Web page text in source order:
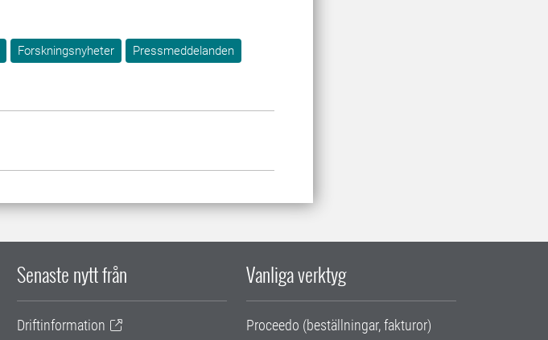
Forskningsnyheter
Pressmeddelanden
Senaste nytt från
Driftinformation
Vanliga verktyg
Proceedo (beställningar, fakturor)